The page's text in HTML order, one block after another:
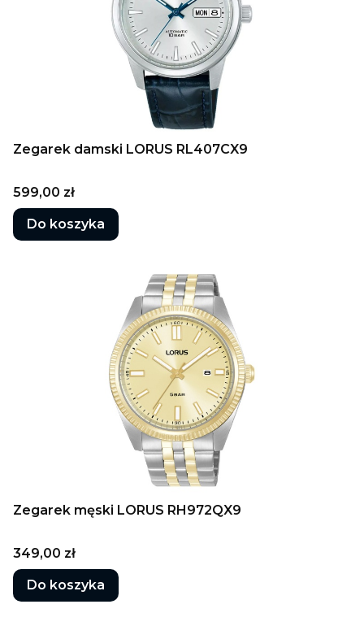
Zegarek damski LORUS RL407CX9
Cena
599,00 zł
Do koszyka
Zegarek męski LORUS RH972QX9
Cena
349,00 zł
Do koszyka